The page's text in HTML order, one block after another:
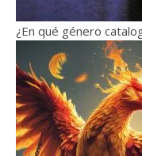
¿En qué género